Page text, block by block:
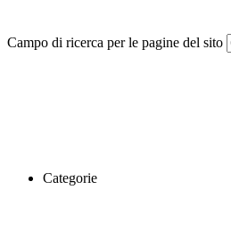
Campo di ricerca per le pagine del sito
Categorie